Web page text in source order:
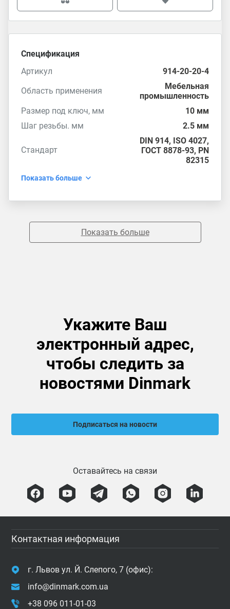
Спецификация
Артикул
914-20-20-4
Область применения
Мебельная
промышленность
Размер под ключ, мм
10 мм
Шаг резьбы. мм
2.5 мм
Стандарт
DIN 914, ISO 4027,
ГОСТ 8878-93, PN
82315
Показать больше
Показать больше
Укажите Ваш
электронный адрес,
чтобы следить за
новостями Dinmark
Подписаться на новости
Оставайтесь на связи
Контактная информация
г. Львов ул. Й. Слепого, 7 (офис):
info@dinmark.com.ua
+38 096 011-01-03